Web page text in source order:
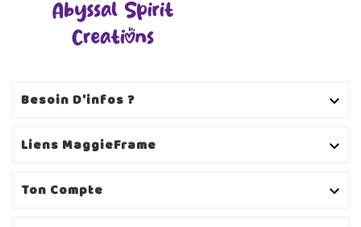
Besoin D'infos ? 
Liens MaggieFrame 
Ton Compte 